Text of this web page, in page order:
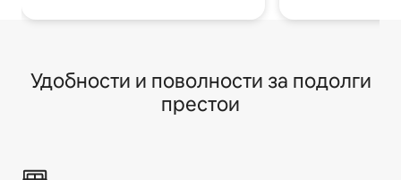
Удобности и поволности за подолги
престои